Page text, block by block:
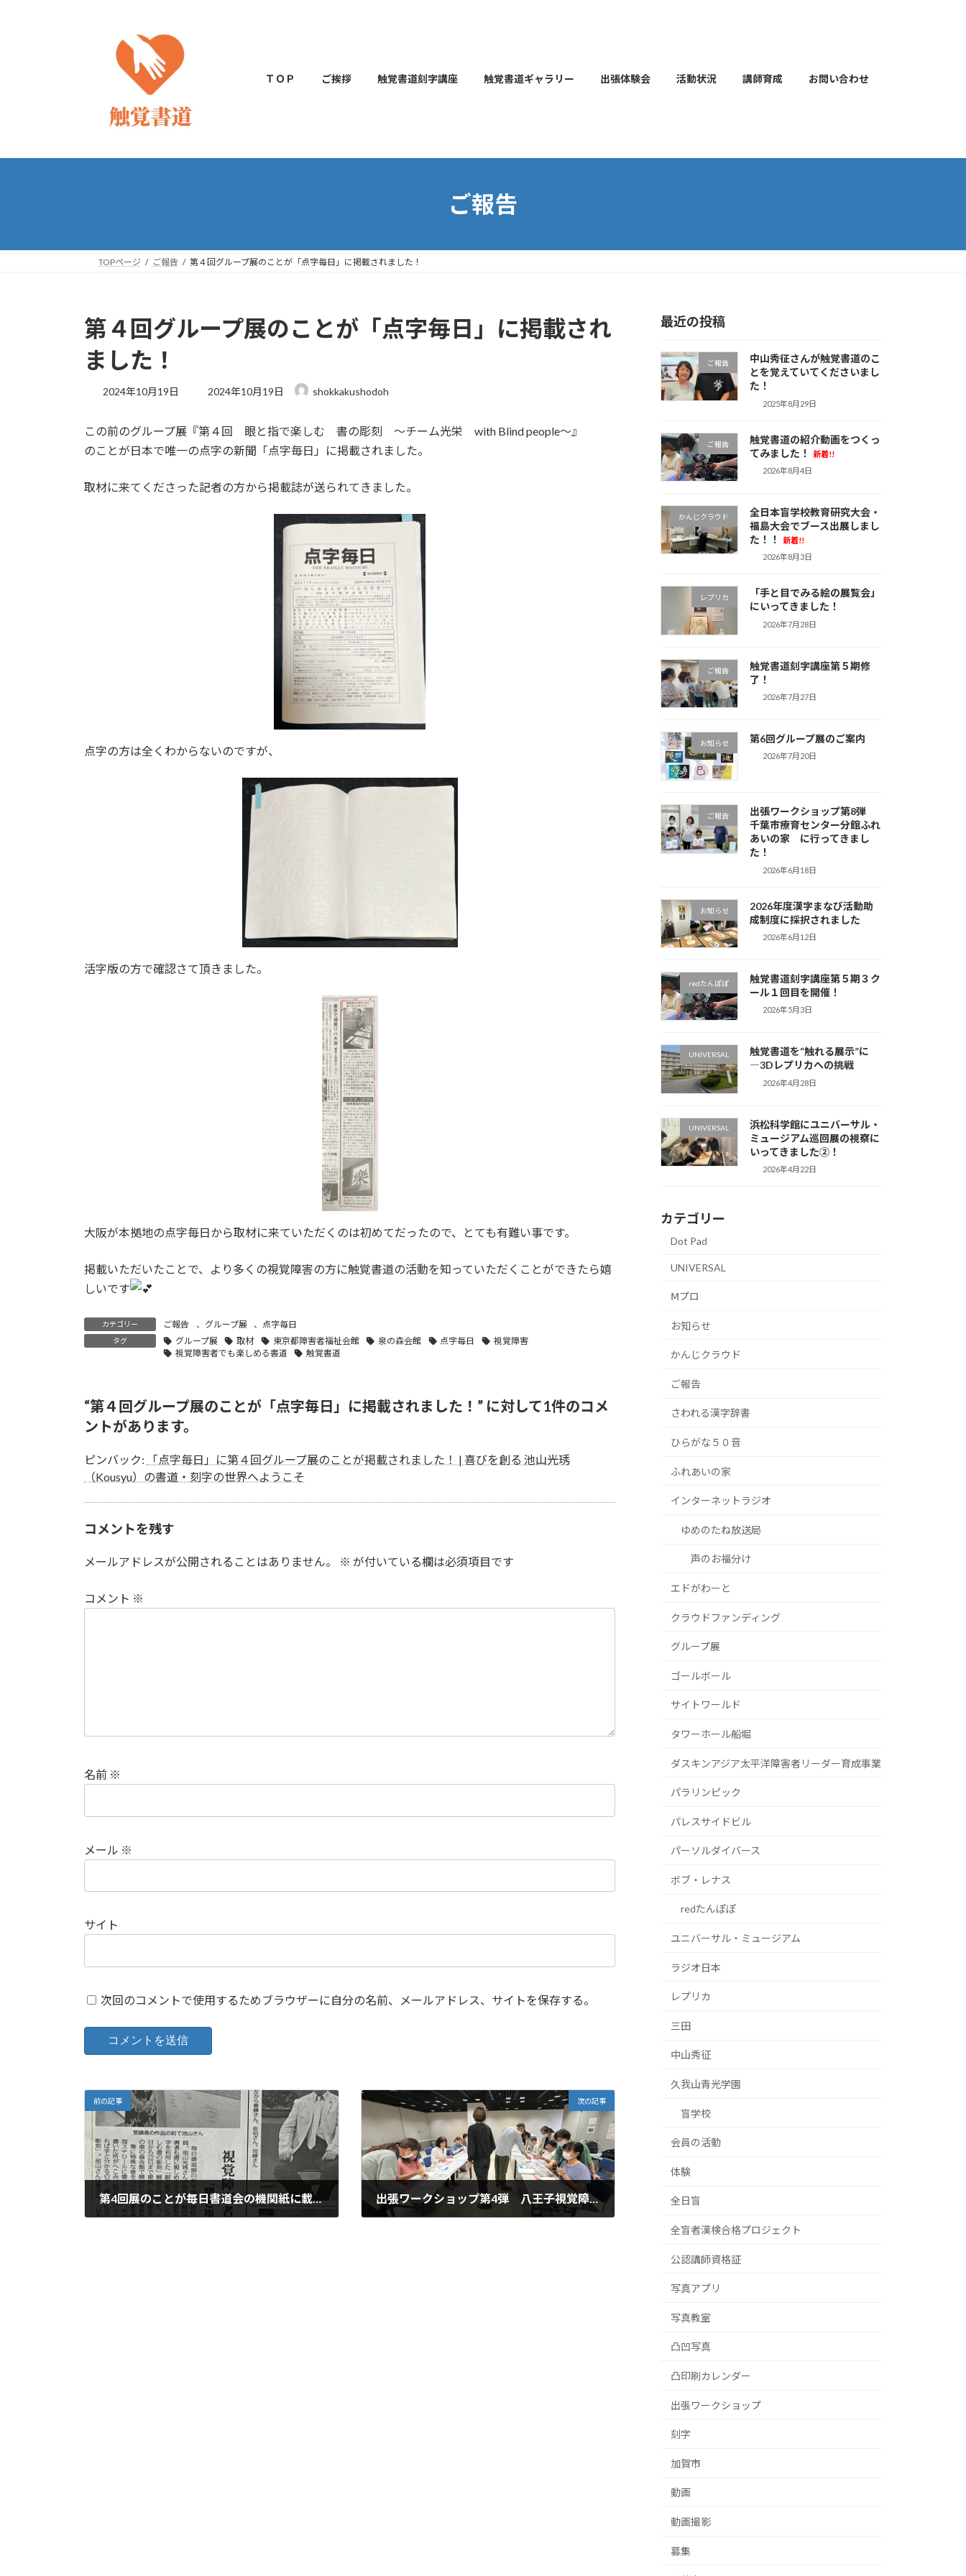
ＴＯＰ ご挨拶 触覚書道刻字講座 触覚書道ギャラリー 出張体験会 活動状況 講師育成 お問い合わせ
ご報告
TOPページ ご報告 第４回グループ展のことが「点字毎日」に掲載されました！
第４回グループ展のことが「点字毎日」に掲載され
ました！
2024年10月19日
最
新
日
時
2024年10月19日 shokkakushodoh
この前のグループ展『第４回 眼と指で楽しむ 書の彫刻 ～チーム光栄 with Blind people～』
のことが日本で唯一の点字の新聞「点字毎日」に掲載されました。
取材に来てくださった記者の方から掲載誌が送られてきました。
点字の方は全くわからないのですが、
活字版の方で確認さて頂きました。
大阪が本拠地の点字毎日から取材に来ていただくのは初めてだったので、とても有難い事です。
掲載いただいたことで、より多くの視覚障害の方に触覚書道の活動を知っていただくことができたら嬉
しいです
カテゴリー ご報告 、 グループ展 、 点字毎日
タグ グループ展 取材 東京都障害者福祉会館 泉の森会館 点字毎日
視覚障害
視覚障害者でも楽しめる書道
触覚書道
“第４回グループ展のことが「点字毎日」に掲載されました！ ” に対して1件のコメ
ントがあります。
ピンバック:
「点字毎日」に第４回グループ展のことが掲載されました！ | 喜びを創る 池山光琇
（Kousyu）の書道・刻字の世界へようこそ
コメントを残す
メールアドレスが公開されることはありません。 ※ が付いている欄は必須項目です
コメント ※
名前 ※
メール ※
サイト
次回のコメントで使用するためブラウザーに自分の名前、メールアドレス、サイトを保存する。
前の記事
第4回展のことが毎日書道会の機関紙に載りました！
次の記事
出張ワークショップ第4弾 八王子視覚障害者福祉協会企画講座
最近の投稿
ご報告
中山秀征さんが触覚書道のこ
とを覚えていてくださいまし
た！
2025年8月29日
ご報告
触覚書道の紹介動画をつくっ
てみました！
新着!!
2026年8月4日
かんじクラウド
全日本盲学校教育研究大会・
福島大会でブース出展しまし
た！！
新着!!
2026年8月3日
レプリカ
「手と目でみる絵の展覧会」
にいってきました！
2026年7月28日
ご報告
触覚書道刻字講座第５期修
了！
2026年7月27日
お知らせ 第6回グループ展のご案内
2026年7月20日
ご報告
出張ワークショップ第8弾
千葉市療育センター分館ふれ
あいの家 に行ってきまし
た！
2026年6月18日
お知らせ
2026年度漢字まなび活動助
成制度に採択されました
2026年6月12日
redたんぽぽ
触覚書道刻字講座第５期３ク
ール１回目を開催！
2026年5月3日
UNIVERSAL
触覚書道を“触れる展示”に
―3Dレプリカへの挑戦
2026年4月28日
UNIVERSAL
浜松科学館にユニバーサル・
ミュージアム巡回展の視察に
いってきました②！
2026年4月22日
カテゴリー
Dot Pad
UNIVERSAL
Ⅿプロ
お知らせ
かんじクラウド
ご報告
さわれる漢字辞書
ひらがな５０音
ふれあいの家
インターネットラジオ
ゆめのたね放送局
声のお福分け
エドがわーと
クラウドファンディング
グループ展
ゴールボール
サイトワールド
タワーホール船堀
ダスキンアジア太平洋障害者リーダー育成事業
パラリンピック
パレスサイドビル
パーソルダイバース
ボブ・レナス
redたんぽぽ
ユニバーサル・ミュージアム
ラジオ日本
レプリカ
三田
中山秀征
久我山青光学園
盲学校
会員の活動
体験
全日盲
全盲者漢検合格プロジェクト
公認講師資格証
写真アプリ
写真教室
凸凹写真
凸印刷カレンダー
出張ワークショップ
刻字
加賀市
動画
動画撮影
募集